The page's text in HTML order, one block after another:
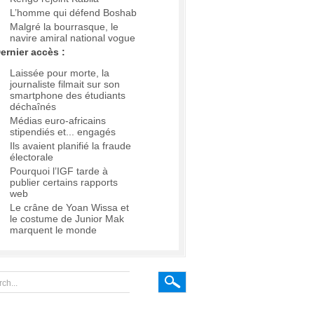
L’homme qui défend Boshab
Malgré la bourrasque, le
navire amiral national vogue
accès :
Laissée pour morte, la
journaliste filmait sur son
smartphone des étudiants
déchaînés
Médias euro-africains
stipendiés et... engagés
Ils avaient planifié la fraude
électorale
Pourquoi l’IGF tarde à
publier certains rapports
web
Le crâne de Yoan Wissa et
le costume de Junior Mak
marquent le monde